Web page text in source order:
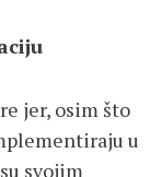
jer, osim što
u
svojim